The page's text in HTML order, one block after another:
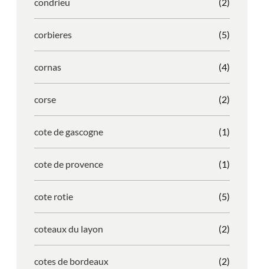
corbieres (5)
cornas (4)
corse (2)
cote de gascogne (1)
cote de provence (1)
cote rotie (5)
coteaux du layon (2)
cotes de bordeaux (2)